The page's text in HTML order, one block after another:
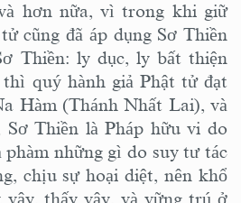
hơn nữa, vì trong khi giữ
cũng đã áp dụng Sơ Thiền
Thiền: ly dục, ly bất thiện
quý hành giả Phật tử đạt
Hàm (Thánh Nhất Lai), và
Thiền là Pháp hữu vi do
phàm những gì do suy tư tác
chịu sự hoại diệt, nên khổ
thấy vậy, và vững trú ở